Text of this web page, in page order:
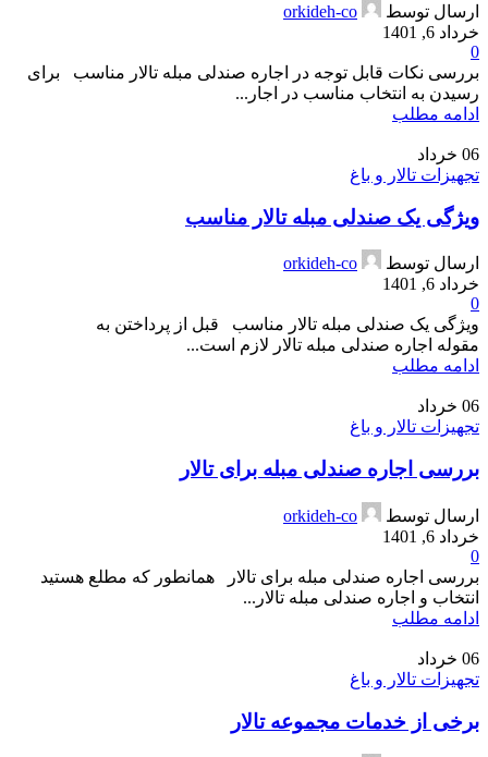
ارسال توسط
orkideh-co
خرداد 6, 1401
0
بررسی نکات قابل توجه در اجاره صندلی مبله تالار مناسب برای
رسیدن به انتخاب مناسب در اجار...
ادامه مطلب
06 خرداد
تجهیزات تالار و باغ
ویژگی یک صندلی مبله تالار مناسب
ارسال توسط
orkideh-co
خرداد 6, 1401
0
ویژگی یک صندلی مبله تالار مناسب قبل از پرداختن به
مقوله اجاره صندلی مبله تالار لازم است...
ادامه مطلب
06 خرداد
تجهیزات تالار و باغ
بررسی اجاره صندلی مبله برای تالار
ارسال توسط
orkideh-co
خرداد 6, 1401
0
بررسی اجاره صندلی مبله برای تالار همانطور که مطلع هستید
انتخاب و اجاره صندلی مبله تالار...
ادامه مطلب
06 خرداد
تجهیزات تالار و باغ
برخی از خدمات مجموعه تالار